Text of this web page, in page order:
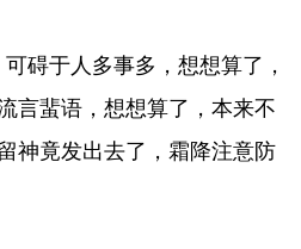
碍于人多事多，想想算了，
言蜚语，想想算了，本来不
神竟发出去了，霜降注意防